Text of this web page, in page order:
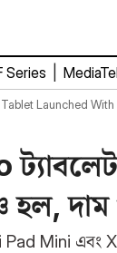
Series
Launched With
হল, দাম
Pad Mini এবং